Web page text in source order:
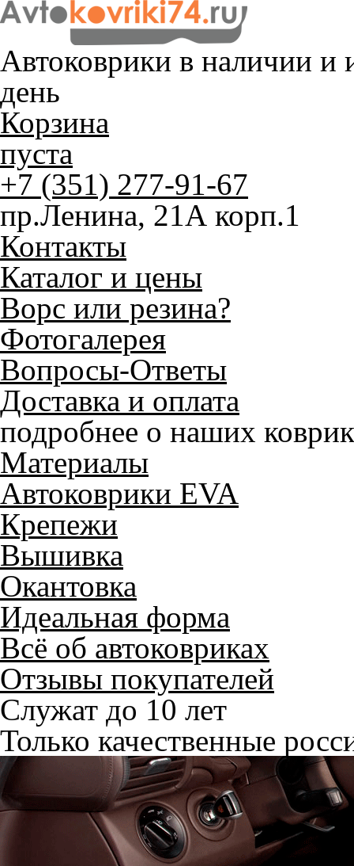
Автоковрики в наличии и
день
Корзина
пуста
+7 (351) 277-91-67
пр.Ленина, 21А корп.1
Контакты
Каталог и цены
Ворс или резина?
Фотогалерея
Вопросы-Ответы
Доставка и оплата
подробнее о наших
Материалы
Автоковрики EVA
Крепежи
Вышивка
Окантовка
Идеальная форма
Всё об автоковриках
Отзывы покупателей
Служат до 10 лет
Только качественные